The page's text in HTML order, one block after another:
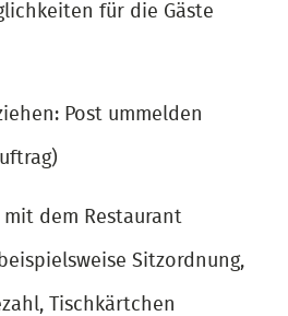
für die Gäste
Post ummelden
dem Restaurant
Sitzordnung,
Tischkärtchen